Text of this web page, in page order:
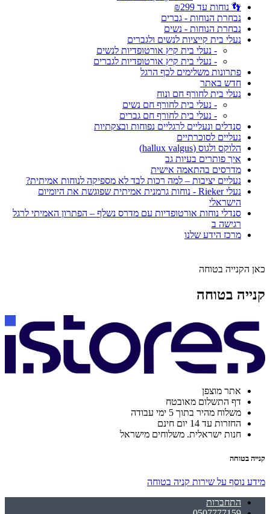
👣 נוחות עד ₪299
נבחרת הנוחות - גברים
נבחרת הנוחות - נשים
נעלי בית קייציות לנשים ולגברים
- נעלי בית קיץ אורטופדיות לנשים
- נעלי בית קיץ אורטופדיות לגברים
פתרונות משלימים לכף הרגל
חדש באתר
נעלי בית לחורף חם ונוח
- נעלי בית לחורף חם נשים
- נעלי בית לחורף חם גברים
סנדלים ונעליים לרגליים נפוחות ובצקתיות
נעליים לסוכרתיים
הלוקס ולגוס (hallux valgus)
איך פותרים בעיות גב
מדרסים בהתאמה אישית
נעליים יציבות – למה רכות לבד לא מספיקה לנוחות אמיתית?
נעלי Rieker - נוחות גרמנית אמיתית שפוגשת את היומיום
הישראלי
סנדלי נוחות אורטופדיות עם מדרס נשלף – הפתרון האמיתי לרגל
רגישה ב
מרכז הידע שלנו
כאן הקנייה בטוחה
קנייה בטוחה
אתר מוצפן
דף התשלום מאובטח
משלוח מהיר בתוך 5 ימי עבודה
החזרות עד 14 יום חינם
חנות ישראלית. משלוחים מישראל
קנייה בטוחה
מידע נוסף על שירות קניה בטוחה
התחברות